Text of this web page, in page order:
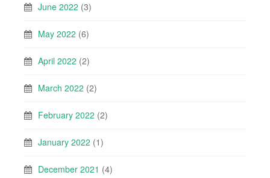
June 2022 (3)
May 2022 (6)
April 2022 (2)
March 2022 (2)
February 2022 (2)
January 2022 (1)
December 2021 (4)